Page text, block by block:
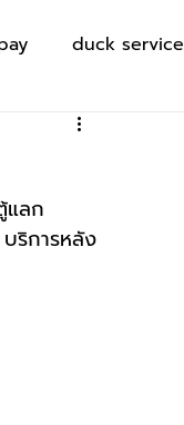
duck service
แลก
ริการหลัง